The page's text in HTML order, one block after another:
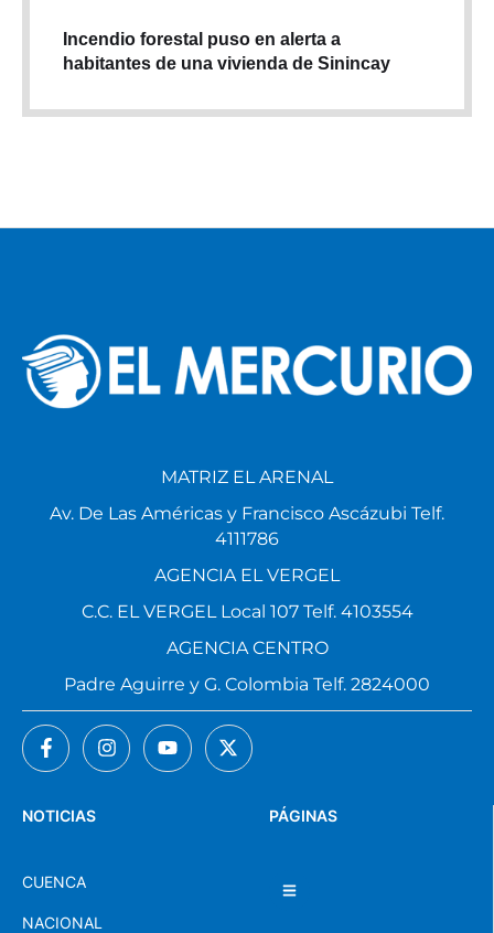
Incendio forestal puso en alerta a
habitantes de una vivienda de Sinincay
PÁGINAS
NOTICIAS
CUENCA
NACIONAL
MATRIZ EL ARENAL
Av. De Las Américas y Francisco Ascázubi Telf.
4111786
AGENCIA EL VERGEL
C.C. EL VERGEL Local 107 Telf. 4103554
AGENCIA CENTRO
Padre Aguirre y G. Colombia Telf. 2824000